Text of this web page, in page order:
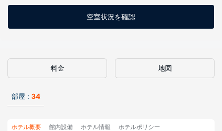
空室状況を確認
料金 地図
部屋 : 34
ホテル概要 館内設備 ホテル情報 ホテルポリシー